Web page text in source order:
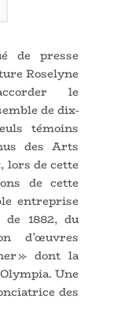
de presse
Roselyne
le
de dix-
témoins
des Arts
lors de cette
de cette
entreprise
1882, du
d’œuvres
» dont la
Une
des